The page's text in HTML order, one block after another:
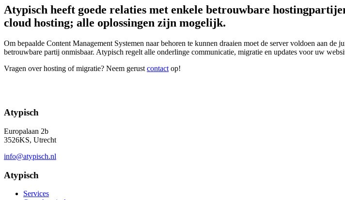
Atypisch heeft goede relaties met enkele betrouwbare
cloud hosting; alle oplossingen zijn mogelijk.
Om bepaalde Content Management Systemen naar behoren te kunnen draaien moet de server voldoen aan
betrouwbare partij onmisbaar. Atypisch regelt alle onderlinge communicatie, migratie en updates voor uw
Vragen over hosting of migratie? Neem gerust contact op!
Atypisch
Europalaan 2b
3526KS, Utrecht
info@atypisch.nl
Atypisch
Services